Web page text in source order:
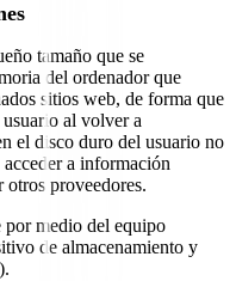
tamaño que se
del ordenador que
sitios web, de forma que
al volver a
el disco duro del usuario no
a información
otros proveedores.
por medio del equipo
de almacenamiento y